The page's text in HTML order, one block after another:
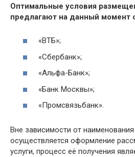
Оптимальные условия
предлагают на данный
«ВТБ»;
«Сбербанк»;
«Альфа-Банк»;
«Банк Москвы»;
«Промсвязьбанк».
Вне зависимости от
осуществляется оформление
услуги, процесс её получения